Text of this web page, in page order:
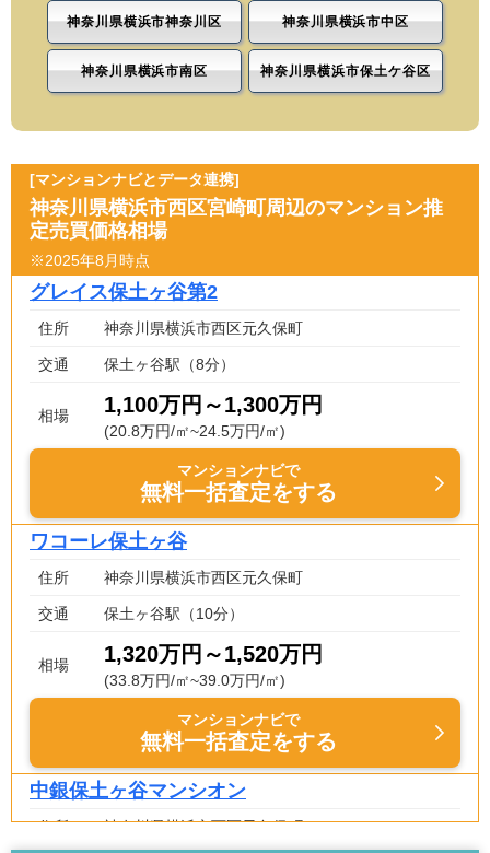
神奈川県横浜市神奈川区 神奈川県横浜市中区
神奈川県横浜市南区 神奈川県横浜市保土ケ谷区
[マンションナビとデータ連携]
神奈川県横浜市西区宮崎町周辺のマンション推
定売買価格相場
※2025年8月時点
グレイス保土ヶ谷第2
住所 神奈川県横浜市西区元久保町
交通 保土ヶ谷駅（8分）
相場 1,100万円～1,300万円
(20.8万円/㎡~24.5万円/㎡)
マンションナビで
無料一括査定をする
ワコーレ保土ヶ谷
住所 神奈川県横浜市西区元久保町
交通 保土ヶ谷駅（10分）
相場 1,320万円～1,520万円
(33.8万円/㎡~39.0万円/㎡)
マンションナビで
無料一括査定をする
中銀保土ヶ谷マンシオン
住所 神奈川県横浜市西区元久保町